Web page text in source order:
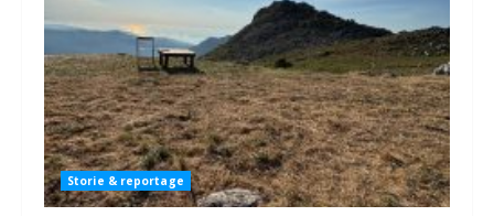
Storie & reportage